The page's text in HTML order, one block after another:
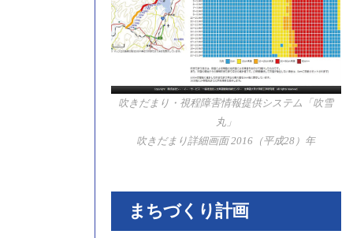
吹きだまり・視程障害情報提供システム「吹雪
丸」
吹きだまり詳細画面 2016（平成28）年
まちづくり計画